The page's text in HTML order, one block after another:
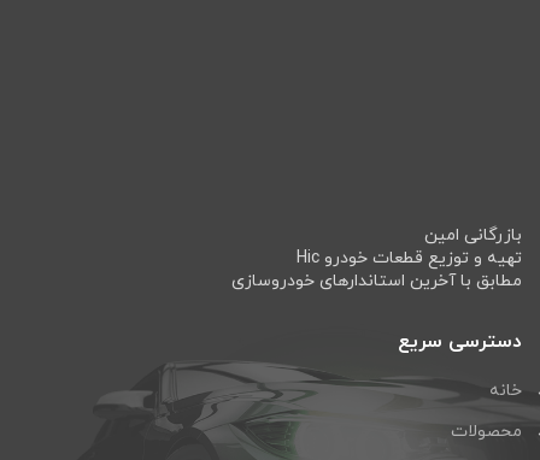
بازرگانی امین
تهیه و توزیع قطعات خودرو Hic
مطابق با آخرین استاندارهای خودروسازی
دسترسی سریع
خانه
محصولات